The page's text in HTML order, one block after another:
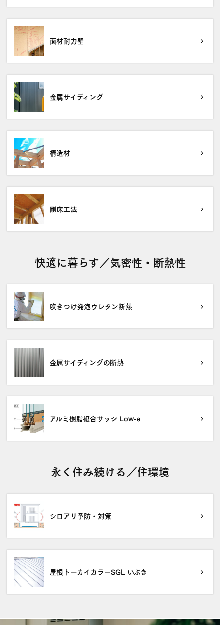
面材耐力壁
金属サイディング
構造材
剛床工法
快適に暮らす／気密性・断熱性
吹きつけ発泡ウレタン断熱
金属サイディングの断熱
アルミ樹脂複合サッシ Low-e
永く住み続ける／住環境
シロアリ予防・対策
屋根トーカイカラーSGL いぶき